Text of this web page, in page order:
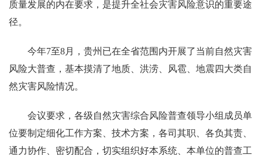
质量发展的内在要求，是提升全社会灾害风险意识的重要途
径。
今年7至8月，贵州已在全省范围内开展了当前自然灾害
风险大普查，基本摸清了地质、洪涝、风雹、地震四大类自
然灾害风险情况。
会议要求，各级自然灾害综合风险普查领导小组成员单
位要制定细化工作方案、技术方案，各司其职、各负其责、
通力协作、密切配合，切实组织好本系统、本单位的普查工